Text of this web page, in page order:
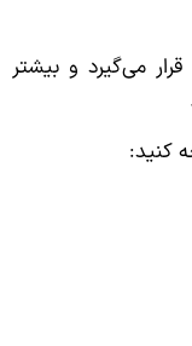
می‌گیرد و بیشتر
کنید: